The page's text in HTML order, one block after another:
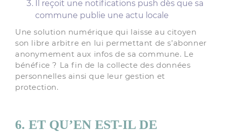
Il reçoit une notifications push dès que sa
commune publie une actu locale
Une solution numérique qui laisse au citoyen
son libre arbitre en lui permettant de s’abonner
anonymement aux infos de sa commune. Le
bénéfice ? La fin de la collecte des données
personnelles ainsi que leur gestion et
protection.
6. ET QU’EN EST-IL DE